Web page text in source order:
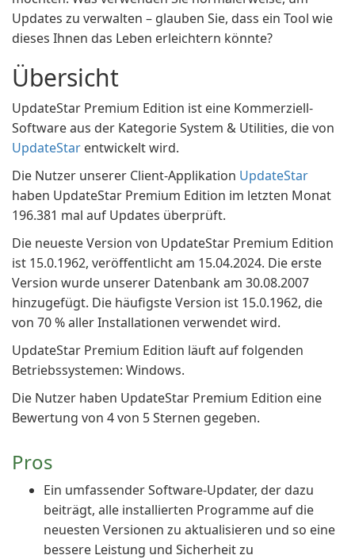
Updates zu verwalten – glauben Sie, dass ein Tool wie
dieses Ihnen das Leben erleichtern könnte?
Übersicht
UpdateStar Premium Edition ist eine Kommerziell-
Software aus der Kategorie System & Utilities, die von
UpdateStar entwickelt wird.
Die Nutzer unserer Client-Applikation UpdateStar
haben UpdateStar Premium Edition im letzten Monat
196.381 mal auf Updates überprüft.
Die neueste Version von UpdateStar Premium Edition
ist 15.0.1962, veröffentlicht am 15.04.2024. Die erste
Version wurde unserer Datenbank am 30.08.2007
hinzugefügt. Die häufigste Version ist 15.0.1962, die
von 70 % aller Installationen verwendet wird.
UpdateStar Premium Edition läuft auf folgenden
Betriebssystemen: Windows.
Die Nutzer haben UpdateStar Premium Edition eine
Bewertung von 4 von 5 Sternen gegeben.
Pros
Ein umfassender Software-Updater, der dazu
beiträgt, alle installierten Programme auf die
neuesten Versionen zu aktualisieren und so eine
bessere Leistung und Sicherheit zu